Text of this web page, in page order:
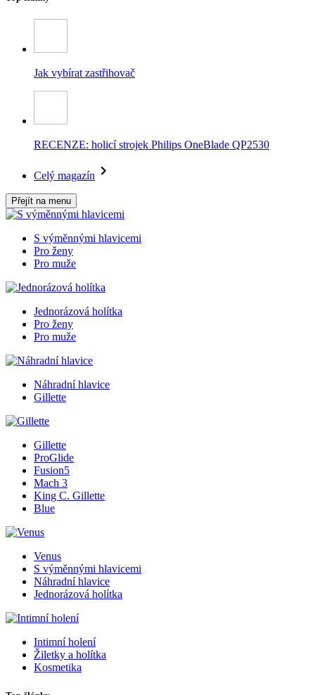
Jak vybírat zastřihovač
RECENZE: holicí strojek Philips OneBlade QP2530
Celý magazín
Přejít na menu
S výměnnými hlavicemi
Pro ženy
Pro muže
Jednorázová holítka
Pro ženy
Pro muže
Náhradní hlavice
Gillette
Gillette
ProGlide
Fusion5
Mach 3
King C. Gillette
Blue
Venus
S výměnnými hlavicemi
Náhradní hlavice
Jednorázová holítka
Intimní holení
Žiletky a holítka
Kosmetika